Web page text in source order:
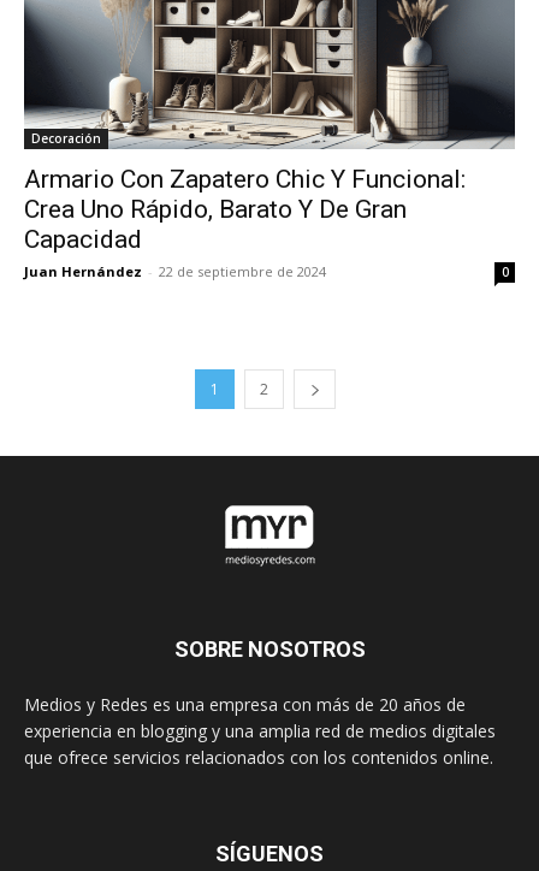
Decoración
Armario Con Zapatero Chic Y Funcional:
Crea Uno Rápido, Barato Y De Gran
Capacidad
Juan Hernández - 22 de septiembre de 2024 0
1 2
SOBRE NOSOTROS
Medios y Redes es una empresa con más de 20 años de
experiencia en blogging y una amplia red de medios digitales
que ofrece servicios relacionados con los contenidos online.
SÍGUENOS